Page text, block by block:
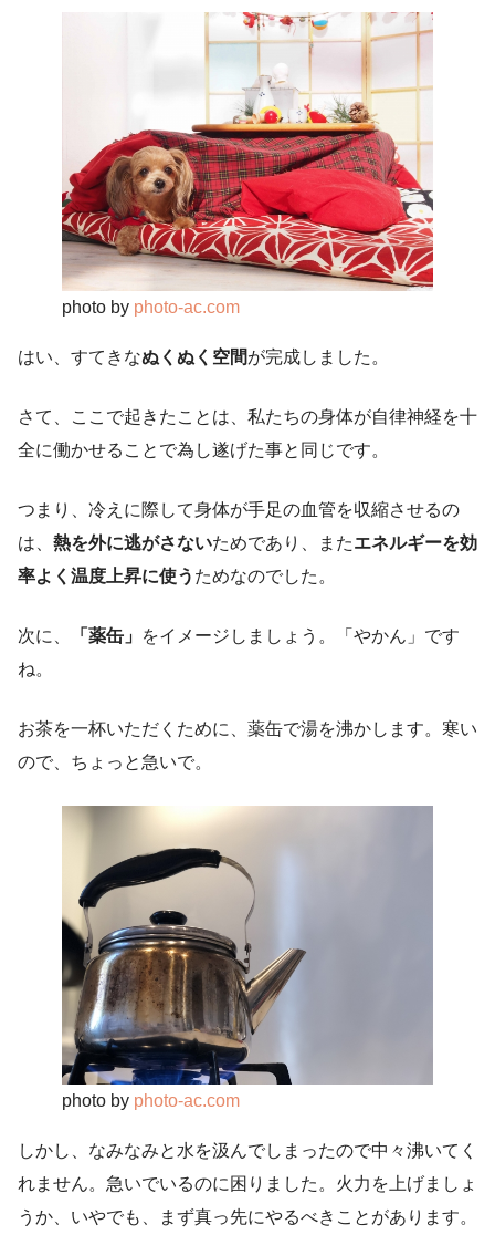
photo by photo-ac.com
はい、すてきなぬくぬく空間が完成しました。
さて、ここで起きたことは、私たちの身体が自律神経を十
全に働かせることで為し遂げた事と同じです。
つまり、冷えに際して身体が手足の血管を収縮させるの
は、 熱を外に逃がさないためであり、またエネルギーを効
率よく温度上昇に使う ためなのでした。
次に、 「薬缶」 をイメージしましょう。「やかん」です
ね。
お茶を一杯いただくために、薬缶で湯を沸かします。寒い
ので、ちょっと急いで。
photo by photo-ac.com
しかし、なみなみと水を汲んでしまったので中々沸いてく
れません。急いでいるのに困りました。火力を上げましょ
うか、いやでも、まず真っ先にやるべきことがあります。